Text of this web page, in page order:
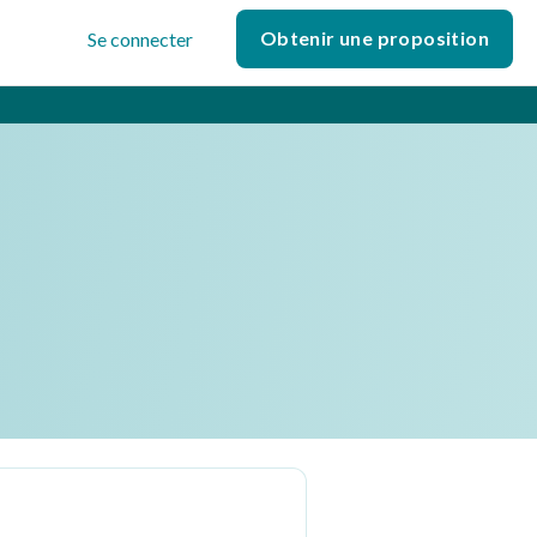
Se connecter Obtenir une proposition